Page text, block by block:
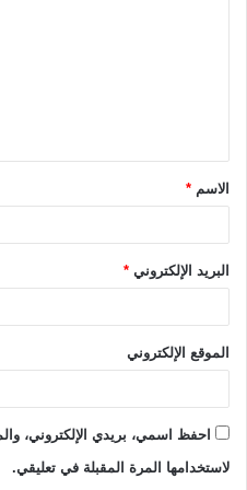
ق
*الاسم *
البريد الإلكتروني *
الموقع الإلكتروني
احفظ اسمي، بريدي الإلكتروني،
لاستخدامها المرة المقبلة في تعليقي.